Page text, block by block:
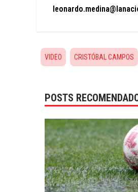
VIDEO CRISTÓBAL CAMPOS
POSTS